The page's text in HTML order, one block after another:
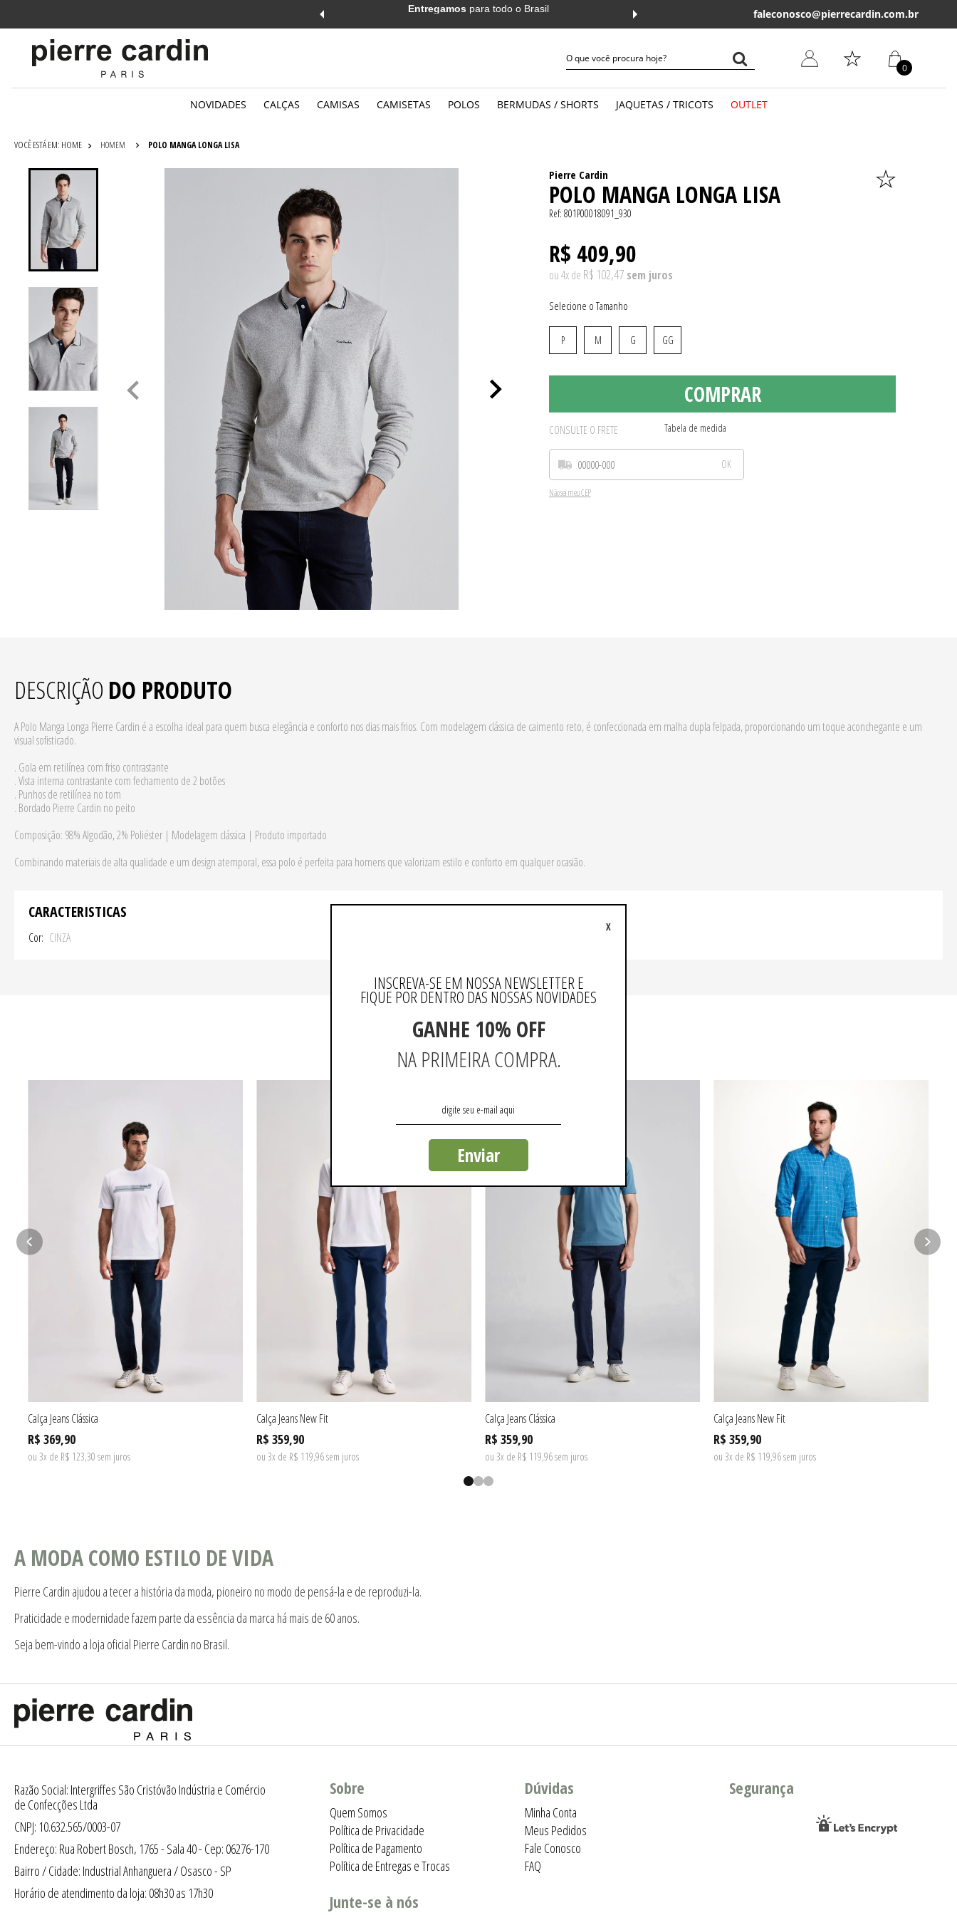
Entregamos para todo o Brasil Primeira troca grátis* em até 30 dias
faleconosco@pierrecardin.com.br
0
NOVIDADES CALÇAS
CASUAL
CAMISAS CAMISETAS
MANGA LONGA
POLOS
MANGA CURTA
BERMUDAS / SHORTS JAQUETAS / TRICOTS OUTLET
HOMEM POLO MANGA LONGA LISA
Pierre Cardin
POLO MANGA LONGA LISA
Ref:801P00018091_930
R$ 409,90
ou4xde R$ 102,47
Tamanho
P M G GG
COMPRAR
CONSULTE O FRETE Tabela de medida
Não sei meu CEP
DESCRIÇÃO DO PRODUTO
A Polo Manga Longa Pierre Cardin é a escolha ideal para quem busca elegância e conforto nos dias mais frios. Com modelagem clássica de caimento reto, é confeccionada em malha dupla felpada, proporcionando um toque aconchegante e um
visual sofisticado.
. Gola em retilínea com friso contrastante
. Vista interna contrastante com fechamento de 2 botões
. Punhos de retilínea no tom
. Bordado Pierre Cardin no peito
Composição: 98% Algodão, 2% Poliéster | Modelagem clássica | Produto importado
Combinando materiais de alta qualidade e um design atemporal, essa polo é perfeita para homens que valorizam estilo e conforto em qualquer ocasião.
CARACTERISTICAS
Cor CINZA
QUEM VIU, VIU TAMBÉM
Calça Jeans Clássica
R$ 369,90
ou 3x de R$ 123,30 sem juros
Calça Jeans New Fit
R$ 359,90
ou 3x de R$ 119,96 sem juros
Calça Jeans Clássica
R$ 359,90
ou 3x de R$ 119,96 sem juros
Calça Jeans New Fit
R$ 359,90
ou 3x de R$ 119,96 sem juros
A MODA COMO ESTILO DE VIDA
Pierre Cardin ajudou a tecer a história da moda, pioneiro no modo de pensá-la e de reproduzi-la.
Praticidade e modernidade fazem parte da essência da marca há mais de 60 anos.
Seja bem-vindo a loja oficial Pierre Cardin no Brasil.
Razão Social: Intergriffes São Cristóvão Indústria e Comércio
de Confecções Ltda
CNPJ: 10.632.565/0003-07
Endereço: Rua Robert Bosch, 1765 - Sala 40 - Cep: 06276-170
Bairro / Cidade: Industrial Anhanguera / Osasco - SP
Horário de atendimento da loja: 08h30 as 17h30
Sobre
Quem Somos
Política de Privacidade
Política de Pagamento
Política de Entregas e Trocas
Junte-se à nós
Dúvidas
Minha Conta
Meus Pedidos
Fale Conosco
FAQ
Segurança
INSCREVA-SE EM NOSSA NEWSLETTER E
FIQUE POR DENTRO DAS NOSSAS NOVIDADES
GANHE 10% OFF
NA PRIMEIRA COMPRA.
Enviar
X